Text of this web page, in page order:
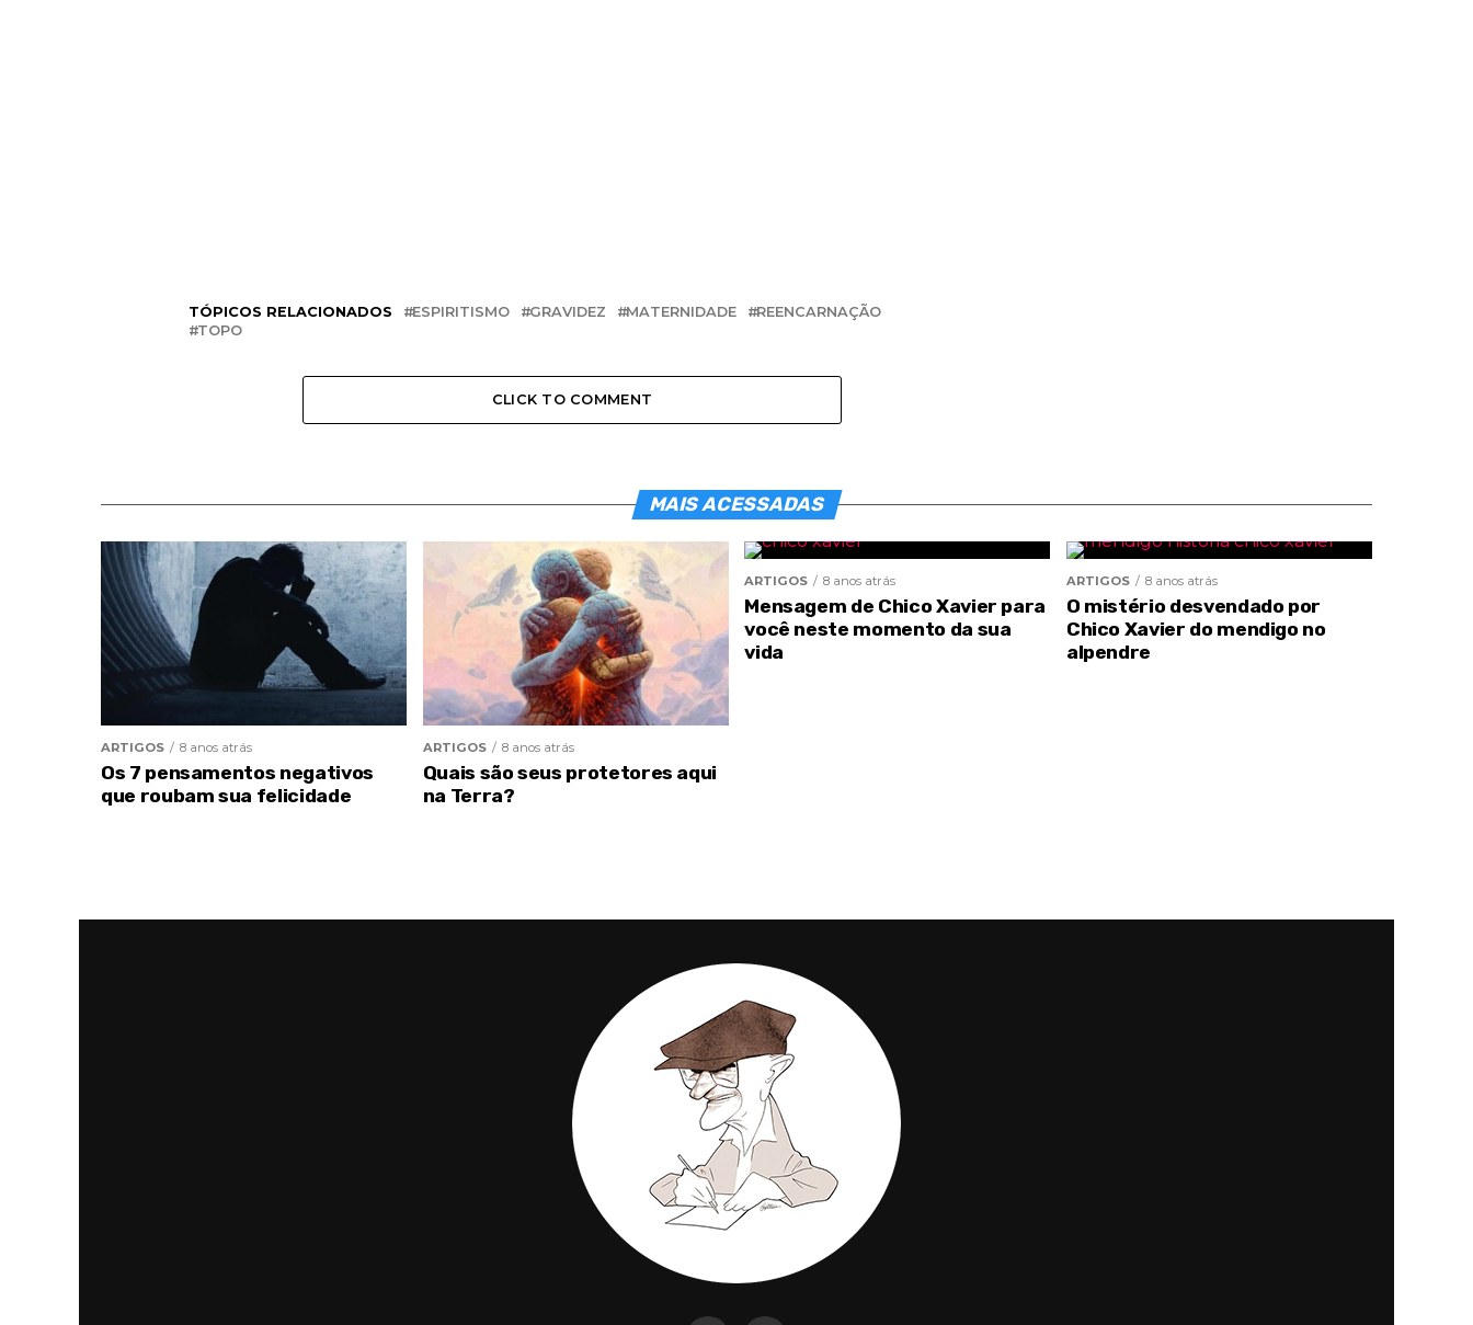
TÓPICOS RELACIONADOS ESPIRITISMO GRAVIDEZ MATERNIDADE
REENCARNAÇÃO
TOPO
CLICK TO COMMENT
MAIS ACESSADAS
ARTIGOS 8 anos atrás
Os 7 pensamentos negativos
que roubam sua felicidade
ARTIGOS 8 anos atrás
Quais são seus protetores aqui
na Terra?
ARTIGOS 8 anos atrás
Mensagem de Chico Xavier para
você neste momento da sua
vida
ARTIGOS 8 anos atrás
O mistério desvendado por
Chico Xavier do mendigo no
alpendre